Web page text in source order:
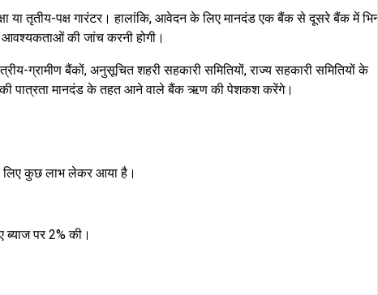
तृतीय-पक्ष गारंटर। हालांकि, आवेदन के लिए मानदंड एक बैंक से दूसरे बैंक में भिन्न
की जांच करनी होगी।
ग्रामीण बैंकों, अनुसूचित शहरी सहकारी समितियों, राज्य सहकारी समितियों के
की पात्रता मानदंड के तहत आने वाले बैंक ऋण की पेशकश करेंगे।
के लिए कुछ लाभ लेकर आया है।
ब्याज पर 2% की।